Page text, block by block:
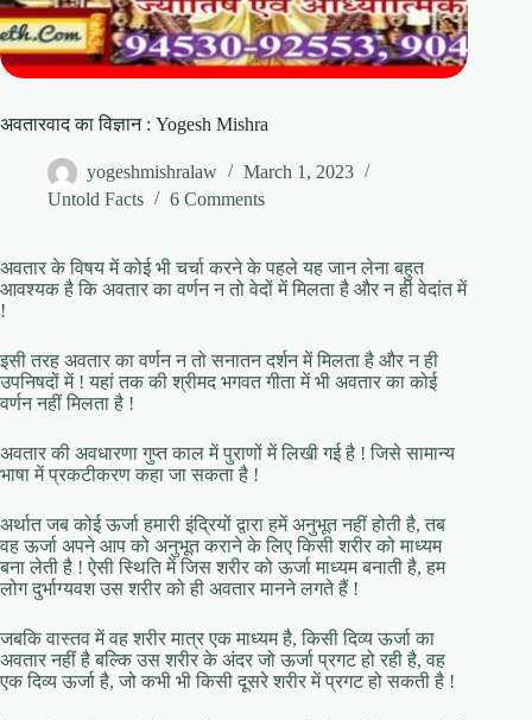
अवतारवाद का विज्ञान : Yogesh Mishra
yogeshmishralaw
March 1, 2023
Untold Facts
6 Comments
अवतार के विषय में कोई भी चर्चा करने के पहले यह जान लेना बहुत
आवश्यक है कि अवतार का वर्णन न तो वेदों में मिलता है और न ही वेदांत में
!
इसी तरह अवतार का वर्णन न तो सनातन दर्शन में मिलता है और न ही
उपनिषदों में ! यहां तक की श्रीमद भगवत गीता में भी अवतार का कोई
वर्णन नहीं मिलता है !
अवतार की अवधारणा गुप्त काल में पुराणों में लिखी गई है ! जिसे सामान्य
भाषा में प्रकटीकरण कहा जा सकता है !
अर्थात जब कोई ऊर्जा हमारी इंद्रियों द्वारा हमें अनुभूत नहीं होती है, तब
वह ऊर्जा अपने आप को अनुभूत कराने के लिए किसी शरीर को माध्यम
बना लेती है ! ऐसी स्थिति में जिस शरीर को ऊर्जा माध्यम बनाती है, हम
लोग दुर्भाग्यवश उस शरीर को ही अवतार मानने लगते हैं !
जबकि वास्तव में वह शरीर मात्र एक माध्यम है, किसी दिव्य ऊर्जा का
अवतार नहीं है बल्कि उस शरीर के अंदर जो ऊर्जा प्रगट हो रही है, वह
एक दिव्य ऊर्जा है, जो कभी भी किसी दूसरे शरीर में प्रगट हो सकती है !